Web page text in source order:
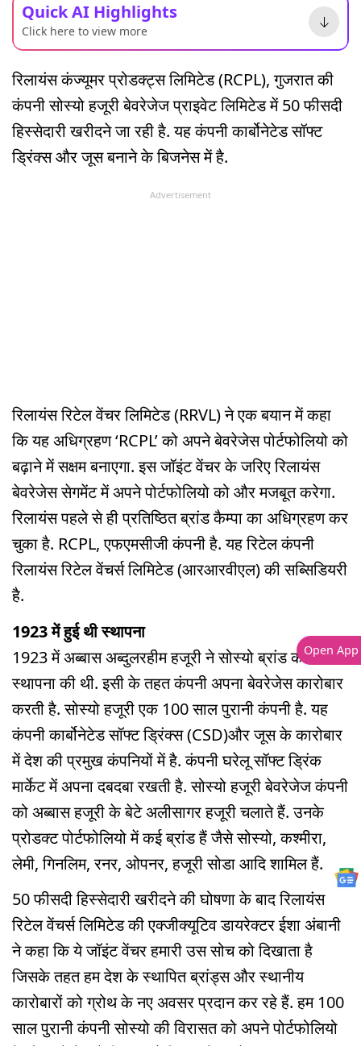
Quick AI Highlights
Click here to view more
रिलायंस कंज्यूमर प्रोडक्ट्स लिमिटेड (RCPL), गुजरात की
कंपनी सोस्यो हजूरी बेवरेजेज प्राइवेट लिमिटेड में 50 फीसदी
हिस्सेदारी खरीदने जा रही है. यह कंपनी कार्बोनेटेड सॉफ्ट
ड्रिंक्स और जूस बनाने के बिजनेस में है.
Advertisement
रिलायंस रिटेल वेंचर लिमिटेड (RRVL) ने एक बयान में कहा
कि यह अधिग्रहण ‘RCPL’ को अपने बेवरेजेस पोर्टफोलियो को
बढ़ाने में सक्षम बनाएगा. इस जॉइंट वेंचर के जरिए रिलायंस
बेवरेजेस सेगमेंट में अपने पोर्टफोलियो को और मजबूत करेगा.
रिलायंस पहले से ही प्रतिष्ठित ब्रांड कैम्पा का अधिग्रहण कर
चुका है. RCPL, एफएमसीजी कंपनी है. यह रिटेल कंपनी
रिलायंस रिटेल वेंचर्स लिमिटेड (आरआरवीएल) की सब्सिडियरी
है.
1923 में हुई थी स्थापना
1923 में अब्बास अब्दुलरहीम हजूरी ने सोस्यो ब्रांड की
स्थापना की थी. इसी के तहत कंपनी अपना बेवरेजेस कारोबार
करती है. सोस्यो हजूरी एक 100 साल पुरानी कंपनी है. यह
कंपनी कार्बोनेटेड सॉफ्ट ड्रिंक्स (CSD)और जूस के कारोबार
में देश की प्रमुख कंपनियों में है. कंपनी घरेलू सॉफ्ट ड्रिंक
मार्केट में अपना दबदबा रखती है. सोस्यो हजूरी बेवरेजेज कंपनी
को अब्बास हजूरी के बेटे अलीसागर हजूरी चलाते हैं. उनके
प्रोडक्ट पोर्टफोलियो में कई ब्रांड हैं जैसे सोस्यो, कश्मीरा,
लेमी, गिनलिम, रनर, ओपनर, हजूरी सोडा आदि शामिल हैं.
50 फीसदी हिस्सेदारी खरीदने की घोषणा के बाद रिलायंस
रिटेल वेंचर्स लिमिटेड की एक्जीक्यूटिव डायरेक्टर ईशा अंबानी
ने कहा कि ये जॉइंट वेंचर हमारी उस सोच को दिखाता है
जिसके तहत हम देश के स्थापित ब्रांड्स और स्थानीय
कारोबारों को ग्रोथ के नए अवसर प्रदान कर रहे हैं. हम 100
साल पुरानी कंपनी सोस्यो की विरासत को अपने पोर्टफोलियो
Open App